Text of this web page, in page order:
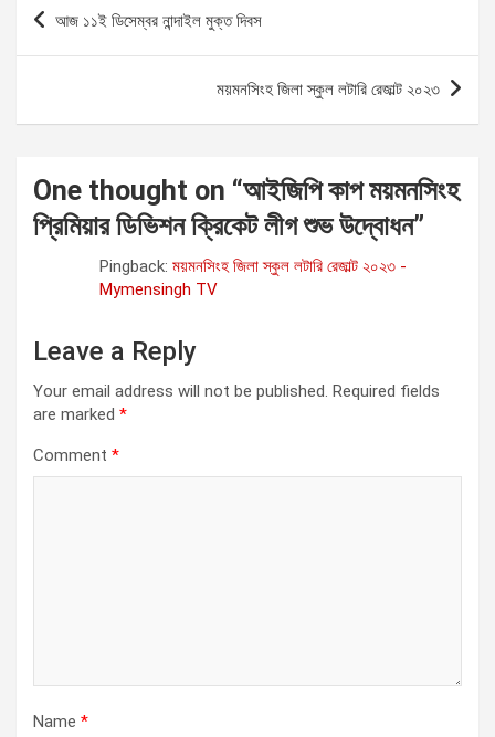
আজ ১১ই ডিসেম্বর নান্দাইল মুক্ত দিবস
ময়মনসিংহ জিলা স্কুল লটারি রেজাল্ট ২০২৩
One thought on “আইজিপি কাপ ময়মনসিংহ
প্রিমিয়ার ডিভিশন ক্রিকেট লীগ শুভ উদ্বোধন”
Pingback: ময়মনসিংহ জিলা স্কুল লটারি রেজাল্ট ২০২৩ -
Mymensingh TV
Leave a Reply
Your email address will not be published. Required fields
are marked *
Comment *
Name *